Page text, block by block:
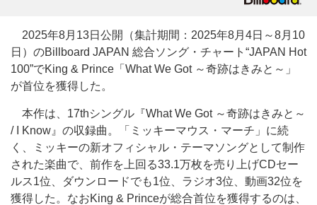
2025年8月13日公開（集計期間：2025年8月4日～8月10
日）のBillboard JAPAN 総合ソング・チャート“JAPAN Hot
100”でKing & Prince「What We Got ～奇跡はきみと～」
が首位を獲得した。
本作は、17thシングル『What We Got ～奇跡はきみと～
/ I Know』の収録曲。「ミッキーマウス・マーチ」に続
く、ミッキーの新オフィシャル・テーマソングとして制作
された楽曲で、前作を上回る33.1万枚を売り上げCDセー
ルス1位、ダウンロードでも1位、ラジオ3位、動画32位を
獲得した。なおKing & Princeが総合首位を獲得するのは、